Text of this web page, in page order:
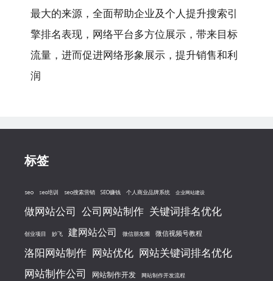
最大的来源，全面帮助企业及个人提升搜索引
擎排名表现，网络平台多方位展示，带来目标
流量，进而促进网络形象展示，提升销售和利
润
标签
seo seo培训 seo搜索营销 SEO赚钱 个人商业品牌系统 企业网站建设
做网站公司 公司网站制作 关键词排名优化
创业项目 妙飞 建网站公司 微信朋友圈 微信视频号教程
洛阳网站制作 网站优化 网站关键词排名优化
网站制作公司
网站制作开发 网站制作开发流程